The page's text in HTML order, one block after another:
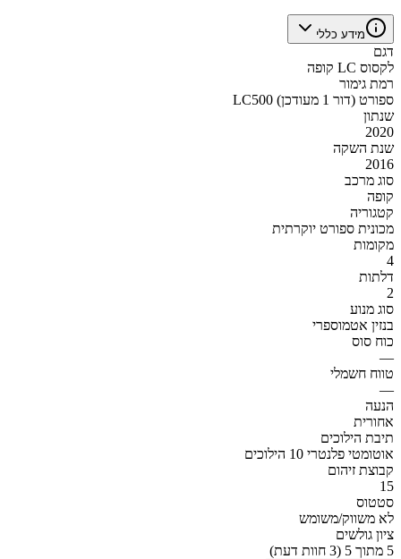
מידע כללי
דגם
לקסוס LC קופה
רמת גימור
LC500 ספורט (דור 1 מעודכן)
שנתון
2020
שנת השקה
2016
סוג מרכב
קופה
קטגוריה
מכונית ספורט יוקרתית
מקומות
4
דלתות
2
סוג מנוע
בנזין אטמוספרי
כוח סוס
—
טווח חשמלי
—
הנעה
אחורית
תיבת הילוכים
אוטומטי פלנטרי 10 הילוכים
קבוצת זיהום
15
סטטוס
לא משווק/משומש
ציון גולשים
5 מתוך 5 (3 חוות דעת)